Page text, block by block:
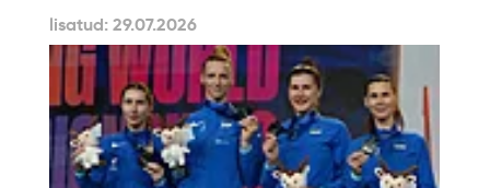
lisatud: 29.07.2026